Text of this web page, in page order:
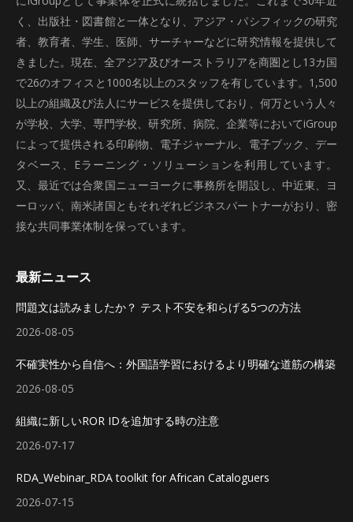
く、出版社・図書館と一体となり、アジア・パシフィックの研究
者、教育者、学生、医師、サーチャーなどに研究情報を提供して
きました。現在、全アジア及びオーストラリアを商圏とし13カ国
で26のオフィスと1000名以上のスタッフを有しています。1,500
以上の組織及び法人にサービスを提供しており、何万という人々
が学校、大学、専門学校、研究所、病院、企業等においてiGroup
によって提供される印刷物、電子ジャーナル、電子ブック、デー
タベース、Eラーニング・ソリューションを利用しています。
又、最近では合衆国ニューヨークに事務所を開設し、中近東、ヨ
ーロッパ、南米諸国ともそれぞれビジネスパートナーがおり、密
接な共同事業体制を保っています。
最新ニュース
問題文は読みましたか？ テスト不安を和らげる5つの方法
2026-08-05
不確実性から自信へ：外国語学習におけるより明確な道筋の構築
2026-08-05
組織に新しいROR IDを追加する時の注意
2026-07-17
RDA_Webinar_RDA toolkit for African Cataloguers
2026-07-15